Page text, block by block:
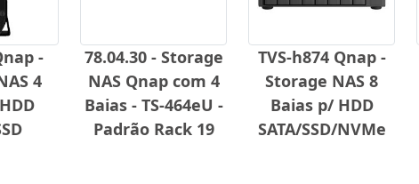
-
4
78.04.30 - Storage
NAS Qnap com 4
Baias - TS-464eU -
Padrão Rack 19
TVS-h874 Qnap -
Storage NAS 8
Baias p/ HDD
SATA/SSD/NVMe